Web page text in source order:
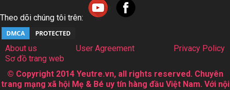
Theo dõi chúng tôi trên:
About us User Agreement
Privacy Policy
Sơ đồ trang web
© Copyright 2014 Yeutre.vn, all rights reserved. Chuyên
trang mạng xã hội Mẹ & Bé uy tín hàng đầu Việt Nam. Với nội